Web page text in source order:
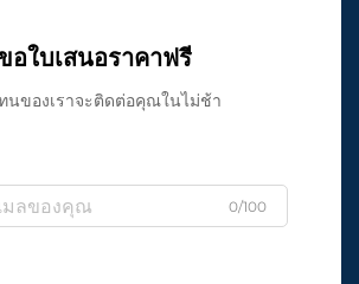
อใบเสนอราคาฟรี
นของเราจะติดต่อคุณในไม่ช้า
0/100